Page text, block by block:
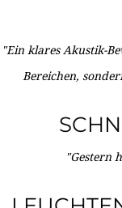
"Ein klares Akustik-
Bereichen,
"Gestern